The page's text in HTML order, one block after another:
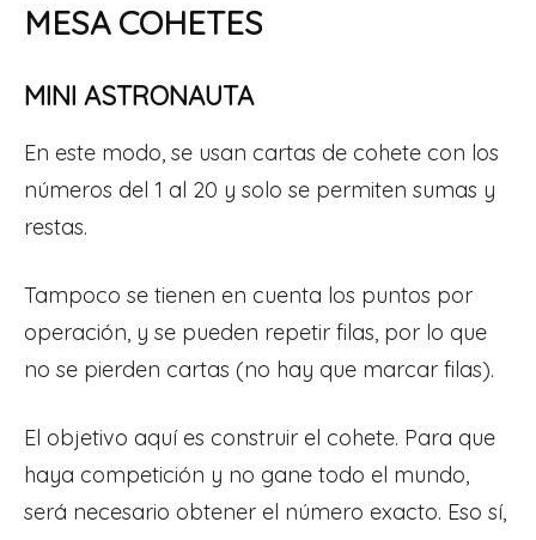
MESA COHETES
MINI ASTRONAUTA
En este modo, se usan cartas de cohete con los
números del 1 al 20 y solo se permiten sumas y
restas.
Tampoco se tienen en cuenta los puntos por
operación, y se pueden repetir filas, por lo que
no se pierden cartas (no hay que marcar filas).
El objetivo aquí es construir el cohete. Para que
haya competición y no gane todo el mundo,
será necesario obtener el número exacto. Eso sí,